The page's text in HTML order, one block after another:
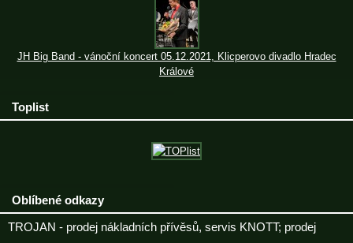
JH Big Band - vánoční koncert 05.12.2021, Klicperovo divadlo Hradec
Králové
Toplist
Oblíbené odkazy
TROJAN - prodej nákladních přívěsů, servis KNOTT; prodej